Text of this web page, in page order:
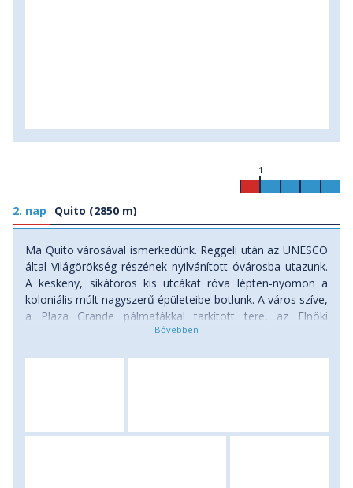
2. nap Quito (2850 m)
1
Ma Quito városával ismerkedünk. Reggeli után az UNESCO
által Világörökség részének nyilvánított óvárosba utazunk.
A keskeny, sikátoros kis utcákat róva lépten-nyomon a
koloniális múlt nagyszerű épületeibe botlunk. A város szíve,
a Plaza Grande pálmafákkal tarkított tere, az Elnöki
palotával és a Katedrálissal. Innen egy utcányira találjuk a
legnagyobb koloniális épülete. Kettős tornyával, fehérre